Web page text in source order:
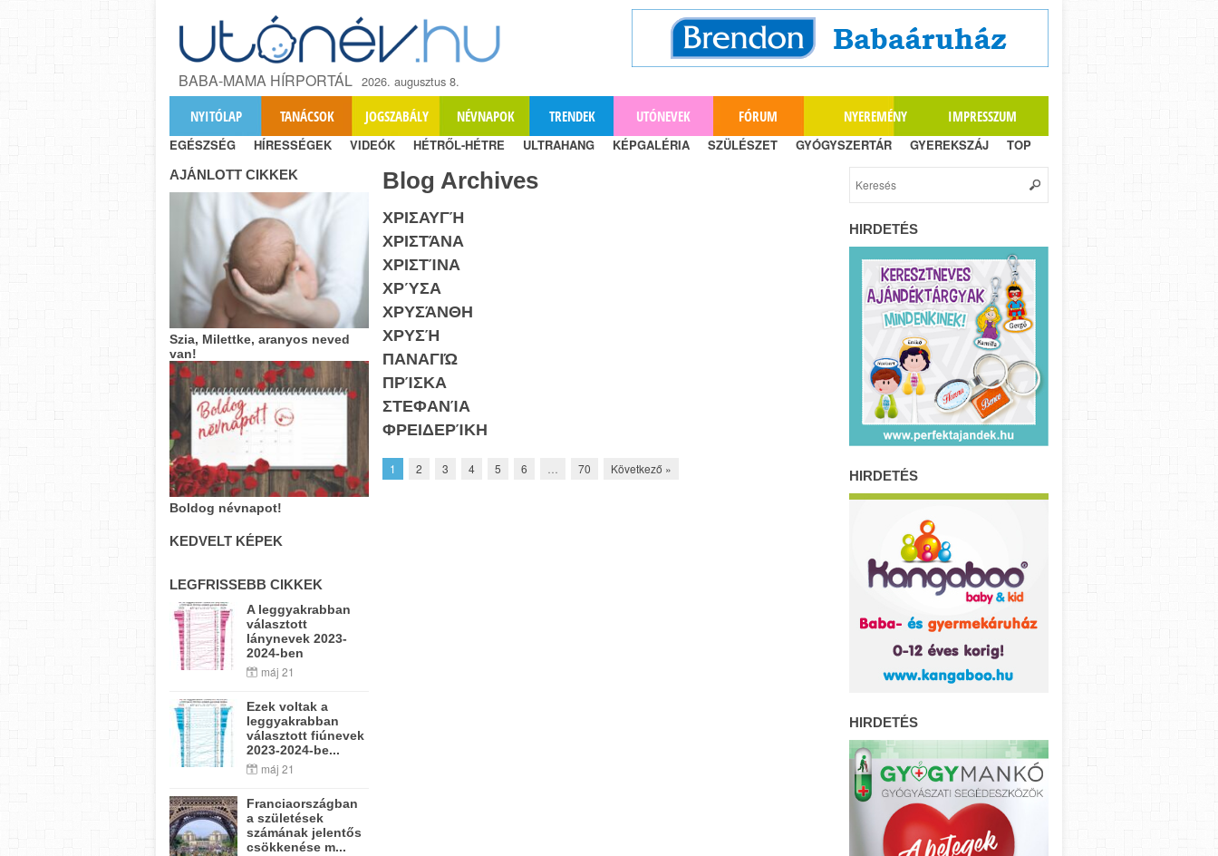
BABA-MAMA HÍRPORTÁL 2026. augusztus 8.
NYITÓLAP TANÁCSOK JOGSZABÁLY NÉVNAPOK TRENDEK UTÓNEVEK FÓRUM NYEREMÉNY IMPRESSZUM
EGÉSZSÉG HÍRESSÉGEK VIDEÓK HÉTRŐL-HÉTRE ULTRAHANG KÉPGALÉRIA SZÜLÉSZET GYÓGYSZERTÁR GYEREKSZÁJ TOP
Blog Archives
ΧΡΙΣΑΥΓΉ
ΧΡΙΣΤΆΝΑ
ΧΡΙΣΤΊΝΑ
ΧΡΎΣΑ
ΧΡΥΣΆΝΘΗ
ΧΡΥΣΉ
ΠΑΝΑΓΙΏ
ΠΡΊΣΚΑ
ΣΤΕΦΑΝΊΑ
ΦΡΕΙΔΕΡΊΚΗ
1 2 3 4 5 6 70 Következő »
AJÁNLOTT CIKKEK
Szia, Milettke, aranyos neved
van!
Boldog névnapot!
KEDVELT KÉPEK
LEGFRISSEBB CIKKEK
A leggyakrabban
választott
lánynevek 2023-
2024-ben
máj 21
Ezek voltak a
leggyakrabban
választott fiúnevek
2023-2024-be...
máj 21
Franciaországban
a születések
számának jelentős
csökkenése m...
HIRDETÉS
HIRDETÉS
HIRDETÉS